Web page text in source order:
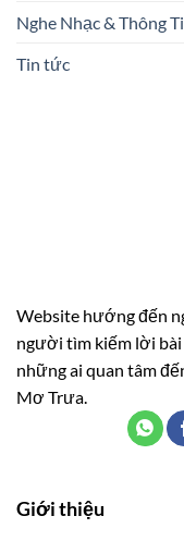
Nghe Nhạc & Thông
Tin tức
Website hướng đến
người tìm kiếm lời bài
những ai quan tâm
Mơ Trưa.
Giới thiệu